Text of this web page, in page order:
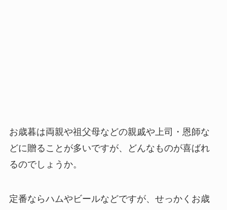
お歳暮は両親や祖父母などの親戚や上司・恩師な
どに贈ることが多いですが、
どんなものが喜ばれ
るのでしょうか。
定番ならハムやビールなどですが、せっかくお歳